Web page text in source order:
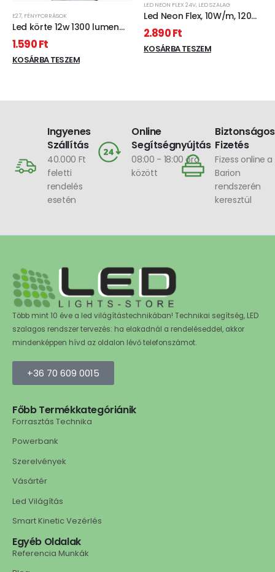
E27, FÉNYFORRÁSOK
Led körte 12w 1300 lumen
hideg fehér
1.590Ft
KOSÁRBA TESZEM
LED NEON FLEX 24V, LED SZALAG
Led Neon Flex, 10W/m, 120
Led/m, 24V, 6x12mm, IP68
vízálló kivitel, hideg fehér
2.890Ft
KOSÁRBA TESZEM
Ingyenes
Szállítás
40.000 Ft
feletti
rendelés
esetén
Online
Segítségnyújtás
08:00 - 18:00 óra
között
Biztonságos
Fizetés
Fizess online a
Barion
rendszerén
keresztül
Több mint 10 éve a led világítástechnikában! Technikai segítség, LED
szalagos rendszer tervezés: ha elakadnál a rendeléseddel, akkor
mindenképpen hívd az oldalon lévő telefonszámot.
+36 70 609 0015
Főbb Termékkategóriánik
Forrasztás Technika
Powerbank
Szerelvények
Vásártér
Led Világítás
Smart Kinetic Vezérlés
Egyéb Oldalak
Referencia Munkák